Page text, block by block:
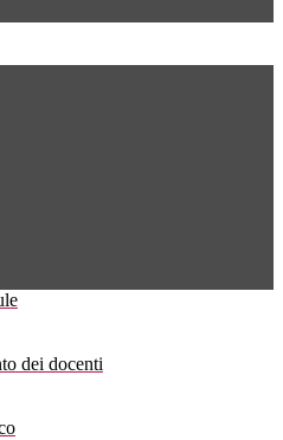
dei docenti